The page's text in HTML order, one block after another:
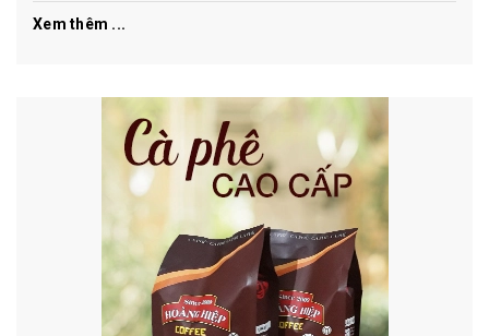
Xem thêm ...